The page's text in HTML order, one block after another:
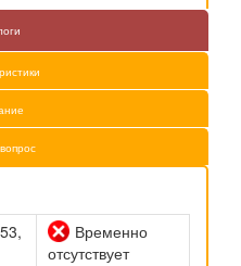
Временно
отсутствует